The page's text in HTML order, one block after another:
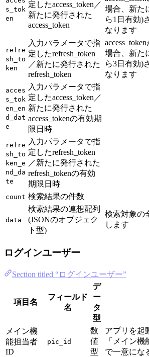
s_tok
en
定したaccess_token／
新たに発行された
access_token
場合、新た
ら1日有効)
なります
refre
sh_to
ken
入力パラメータで指
定したrefresh_token
／新たに発行された
refresh_token
場合、新た
ら3日有効)
なります
acces
s_tok
en_en
d_dat
e
入力パラメータで指
定したaccess_token／
新たに発行された
access_tokenの有効期
限日時
refre
sh_to
ken_e
nd_da
te
入力パラメータで指
定したrefresh_token
／新たに発行された
refresh_tokenの有効
期限日時
count 検索結果の件数
data
検索結果の連想配列
(JSONのオブジェク
ト型)
検索対象の
します
ログインユーザー
Section titled “ログインユーザー”
項目名
フィールド
名
デ
ー
タ
型
メイン機
能担当者
ID
pic_id
数
値
型
アプリを起
「メイン機
で一意にな